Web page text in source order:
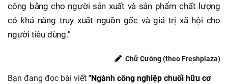
công bằng cho người sản xuất và sản phẩm chất lượng
có khả năng truy xuất nguồn gốc và giá trị xã hội cho
người tiêu dùng."
Chử Cường (theo Freshplaza)
Bạn đang đọc bài viết "Ngành công nghiệp chuối hữu cơ